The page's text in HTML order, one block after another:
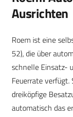
Ausrichten
Roem ist eine
52), die über
schnelle Einsatz-
Feuerrate
dreiköpfige
automatisch das